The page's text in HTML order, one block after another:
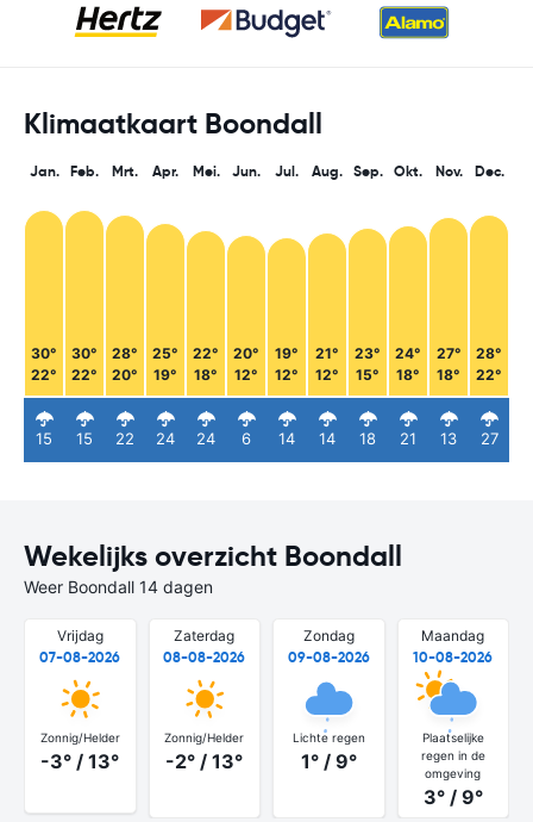
Klimaatkaart Boondall
Jan.
30°
22°
15
Feb.
30°
22°
15
Mrt.
28°
20°
22
Apr.
25°
19°
24
Mei.
22°
18°
24
Jun.
20°
12°
6
Jul.
19°
12°
14
Aug.
21°
12°
14
Sep.
23°
15°
18
Okt.
24°
18°
21
Nov.
27°
18°
13
Dec.
28°
22°
27
Wekelijks overzicht Boondall
Weer Boondall 14 dagen
Vrijdag
07-08-2026
Zonnig/Helder
-3° / 13°
Zaterdag
08-08-2026
Zonnig/Helder
-2° / 13°
Zondag
09-08-2026
Lichte regen
1° / 9°
Maandag
10-08-2026
Plaatselijke
regen in de
omgeving
3° / 9°